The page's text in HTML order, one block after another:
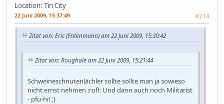
Location: Tin City
22 Juni 2009, 15:37:49 #214
Zitat von: Eric (Entenmann) am 22 Juni 2009, 15:30:42
Zitat von: Roughale am 22 Juni 2009, 15:21:44
Schweineschnutenlächler sollte sollte man ja sowieso
nicht ernst nehmen :rofl: Und dann auch noch Militarist
- pfu-hi! ;)